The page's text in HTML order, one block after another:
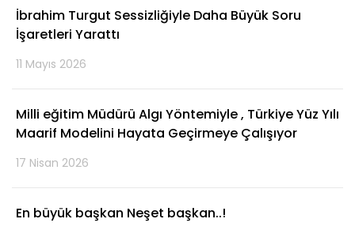
İbrahim Turgut Sessizliğiyle Daha Büyük Soru
İşaretleri Yarattı
11 Mayıs 2026
Milli eğitim Müdürü Algı Yöntemiyle , Türkiye Yüz Yılı
Maarif Modelini Hayata Geçirmeye Çalışıyor
17 Nisan 2026
En büyük başkan Neşet başkan..!